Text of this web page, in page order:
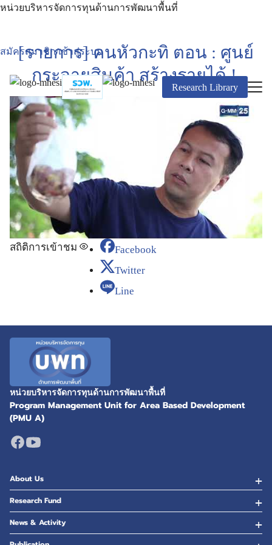
หน่วยบริหารจัดการทุนด้านการพัฒนาพื้นที่
สมัครสมาชิก/เข้าสู่ระบบ
Research Library
[รายการ] คนหัวกะทิ ตอน : ศูนย์
กระจายสินค้า สร้างรายได้ !
สถิติการเข้าชม
Facebook
Twitter
Line
หน่วยบริหารจัดการทุนด้านการพัฒนาพื้นที่
Program Management Unit for Area Based Development
(PMU A)
About Us
Research Fund
News & Activity